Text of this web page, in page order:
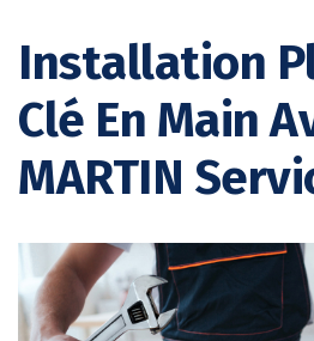
Installation
Clé En Main
MARTIN